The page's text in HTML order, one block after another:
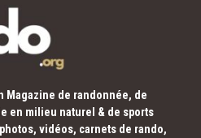
Magazine de randonnée, de
en milieu naturel & de sports
vidéos, carnets de rando,